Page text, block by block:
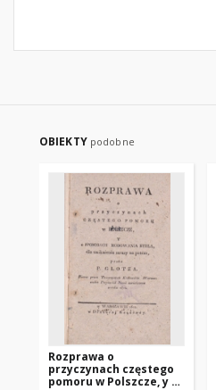
OBIEKTY podobne
Rozprawa o
przyczynach częstego
pomoru w Polszcze, y o